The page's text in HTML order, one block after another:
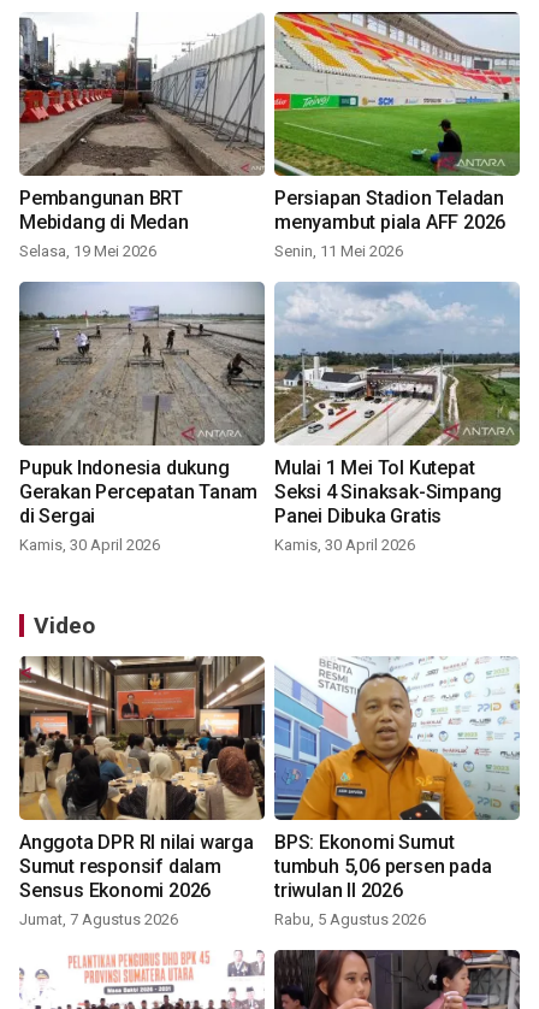
Pembangunan BRT
Mebidang di Medan
Selasa, 19 Mei 2026
Persiapan Stadion Teladan
menyambut piala AFF 2026
Senin, 11 Mei 2026
Pupuk Indonesia dukung
Gerakan Percepatan Tanam
di Sergai
Kamis, 30 April 2026
Mulai 1 Mei Tol Kutepat
Seksi 4 Sinaksak-Simpang
Panei Dibuka Gratis
Kamis, 30 April 2026
Video
Anggota DPR RI nilai warga
Sumut responsif dalam
Sensus Ekonomi 2026
Jumat, 7 Agustus 2026
BPS: Ekonomi Sumut
tumbuh 5,06 persen pada
triwulan II 2026
Rabu, 5 Agustus 2026